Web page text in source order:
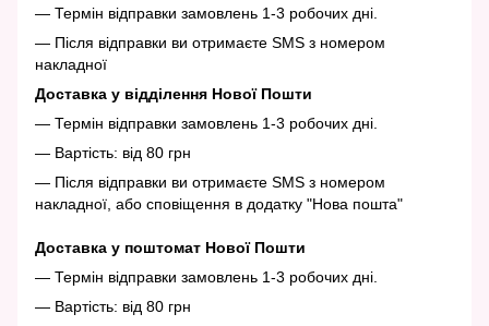
— Термін відправки замовлень 1-3 робочих дні.
— Після відправки ви отримаєте SMS з номером
накладної
Доставка у відділення Нової Пошти
— Термін відправки замовлень 1-3 робочих дні.
— Вартість: від 80 грн
— Після відправки ви отримаєте SMS з номером
накладної, або сповіщення в додатку "Нова пошта"
Доставка у поштомат Нової Пошти
— Термін відправки замовлень 1-3 робочих дні.
— Вартість: від 80 грн